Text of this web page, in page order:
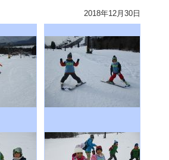
2018年12月30日